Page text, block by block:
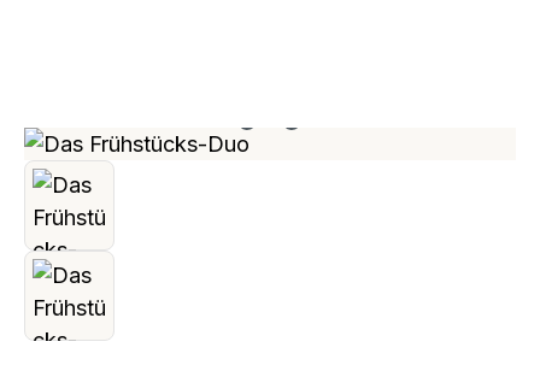
Bildergalerie überspringen